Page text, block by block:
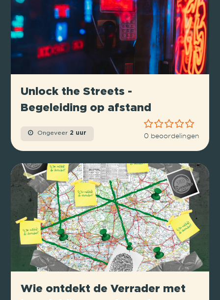
Unlock the Streets -
Begeleiding op afstand
Ongeveer 2 uur 0 beoordelingen
Wie ontdekt de Verrader met